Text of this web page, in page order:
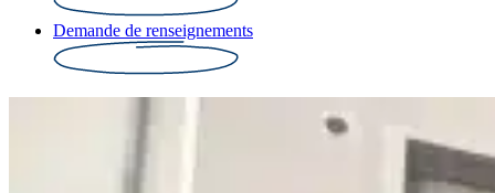
Demande de renseignements